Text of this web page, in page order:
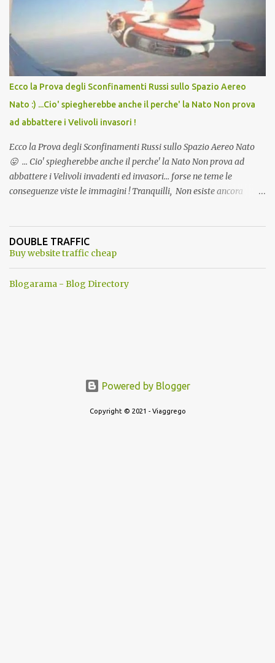
andava bene anche, a Temperatura Ambiente"! Riproponiamo
l'articolo per NON Dimenticare!
Ecco la Prova degli Sconfinamenti Russi sullo Spazio Aereo
Nato :) ...Cio' spiegherebbe anche il perche' la Nato Non prova
ad abbattere i Velivoli invasori !
Ecco la Prova degli Sconfinamenti Russi sullo Spazio Aereo Nato
😛 ... Cio' spiegherebbe anche il perche' la Nato Non prova ad
abbattere i Velivoli invadenti ed invasori... forse ne teme le
conseguenze viste le immagini ! Tranquilli, Non esiste ancora
ancora una fantasia Nato o forse una "False Flag", per provocare
una guerra mondiale che difficilmente da menti sane, potrebbe
DOUBLE TRAFFIC
Buy website traffic cheap
Blogarama - Blog Directory
Powered by Blogger
Copyright © 2021 - Viaggrego